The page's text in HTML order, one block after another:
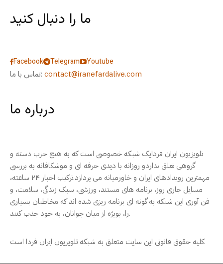
ما را دنبال کنید
Facebook Telegram
Youtube
تماس با ما: contact@iranefardalive.com
درباره ما
تلویزیون ایران فردایک شبکه خصوصی است که به هیچ حزب دسته و
گروهی تعلق نداردو روزانه با دیدی حرفه ای و موشکافانه به بررسی
مهمترین رویدادهای ایران و خاورمیانه می پردازد.ترکیب اخبار ۲۴ ساعته،
مسایل جاری روز، برنامه های مستند، ورزشی، سبک زندگی، سلامت، و
فن آوری این شبکه به گونه ای برنامه ریزی شده اند که مخاطبان بسیاری
را، بویژه از میان جوانان، به خود جذب کنند.
کلیه حقوق قانونی این سایت متعلق به شبکه تلویزیون ایران فردا است.